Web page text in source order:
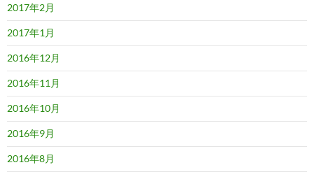
2017年2月
2017年1月
2016年12月
2016年11月
2016年10月
2016年9月
2016年8月